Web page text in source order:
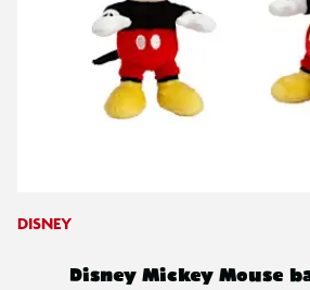
DISNEY
Disney Mickey Mouse